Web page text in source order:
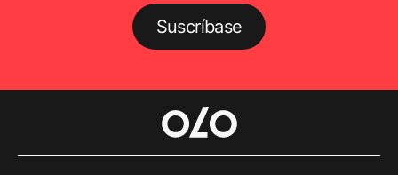
Suscríbase